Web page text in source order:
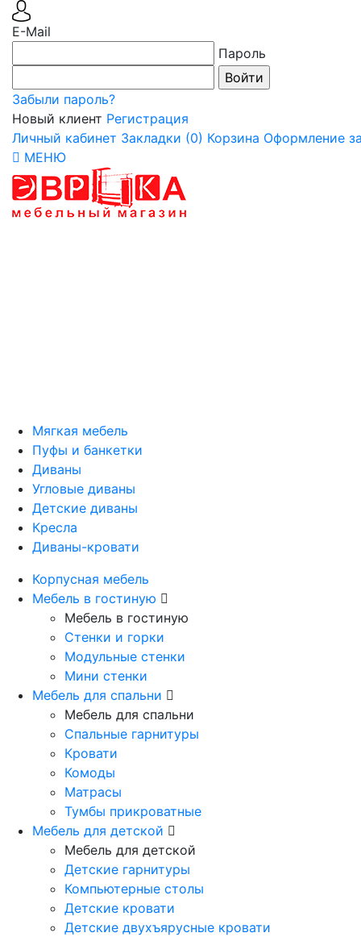
E-Mail
Пароль
Забыли пароль?
Новый клиент Регистрация
Личный кабинет Закладки (0) Корзина Оформление
МЕНЮ
Мягкая мебель
Пуфы и банкетки
Диваны
Угловые диваны
Детские диваны
Кресла
Диваны-кровати
Корпусная мебель
Мебель в гостиную
Мебель в гостиную
Стенки и горки
Модульные стенки
Мини стенки
Мебель для спальни
Мебель для спальни
Спальные гарнитуры
Кровати
Комоды
Матрасы
Тумбы прикроватные
Мебель для детской
Мебель для детской
Детские гарнитуры
Компьютерные столы
Детские кровати
Детские двухъярусные кровати